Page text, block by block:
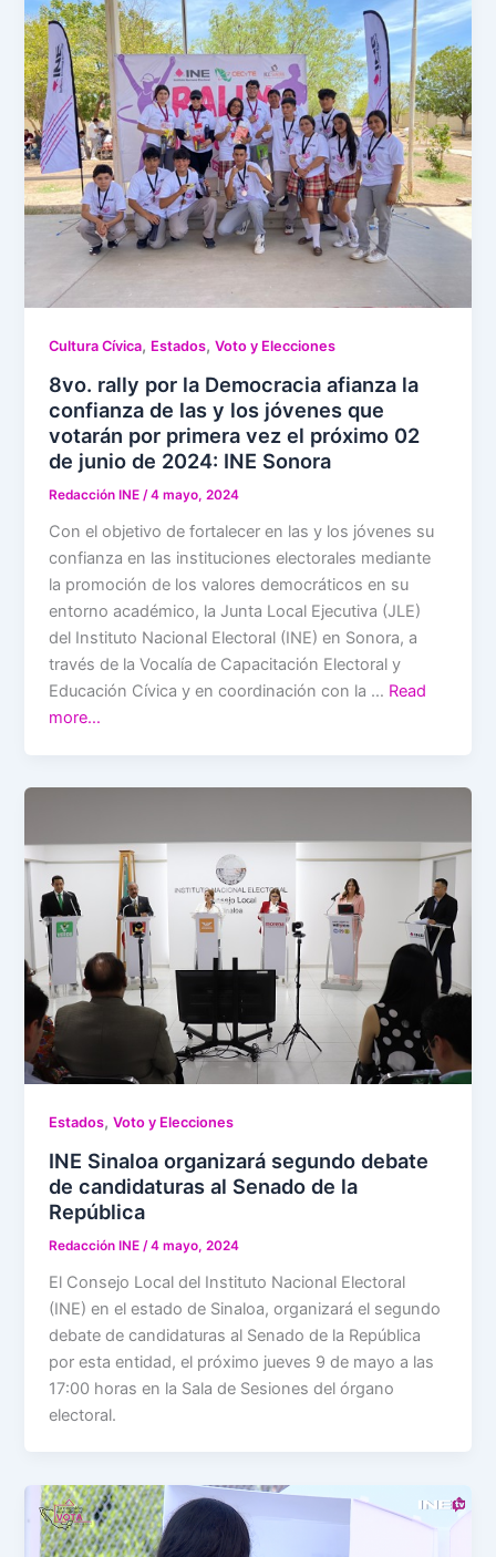
Cultura Cívica, Estados,Voto y Elecciones
8vo. rally por la Democracia afianza la
confianza de las y los jóvenes que
votarán por primera vez el próximo 02
de junio de 2024: INE Sonora
Redacción INE/4 mayo, 2024
Con el objetivo de fortalecer en las y los jóvenes su
confianza en las instituciones electorales mediante
la promoción de los valores democráticos en su
entorno académico, la Junta Local Ejecutiva (JLE)
del Instituto Nacional Electoral (INE) en Sonora, a
través de la Vocalía de Capacitación Electoral y
Educación Cívica y en coordinación con la … Read
more…
Estados,Voto y Elecciones
INE Sinaloa organizará segundo debate
de candidaturas al Senado de la
República
Redacción INE /4 mayo, 2024
El Consejo Local del Instituto Nacional Electoral
(INE) en el estado de Sinaloa, organizará el segundo
debate de candidaturas al Senado de la República
por esta entidad, el próximo jueves 9 de mayo a las
17:00 horas en la Sala de Sesiones del órgano
electoral.